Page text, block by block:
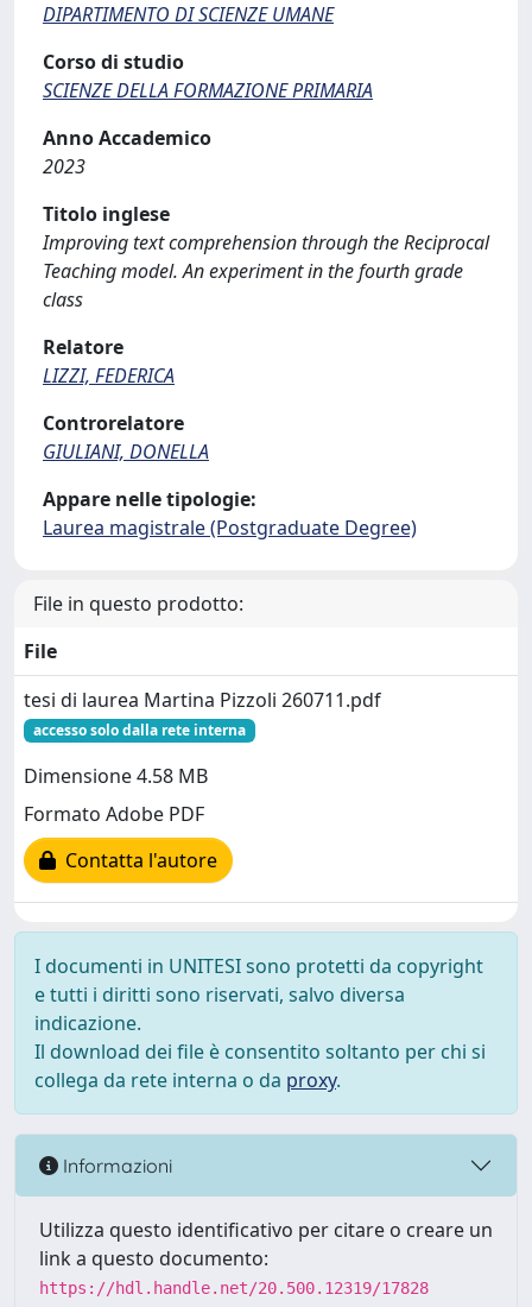
DIPARTIMENTO DI SCIENZE UMANE
Corso di studio
SCIENZE DELLA FORMAZIONE PRIMARIA
Anno Accademico
2023
Titolo inglese
Improving text comprehension through the Reciprocal
Teaching model. An experiment in the fourth grade
class
Relatore
LIZZI, FEDERICA
Controrelatore
GIULIANI, DONELLA
Appare nelle tipologie:
Laurea magistrale (Postgraduate Degree)
File in questo prodotto:
File
tesi di laurea Martina Pizzoli 260711.pdf
accesso solo dalla rete interna
Dimensione 4.58 MB
Formato Adobe PDF
Contatta l'autore
I documenti in UNITESI sono protetti da copyright
e tutti i diritti sono riservati, salvo diversa
indicazione.
Il download dei file è consentito soltanto per chi si
collega da rete interna o da proxy.
Informazioni
Utilizza questo identificativo per citare o creare un
link a questo documento:
https://hdl.handle.net/20.500.12319/17828